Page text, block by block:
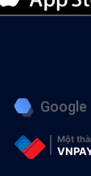
Google
Một